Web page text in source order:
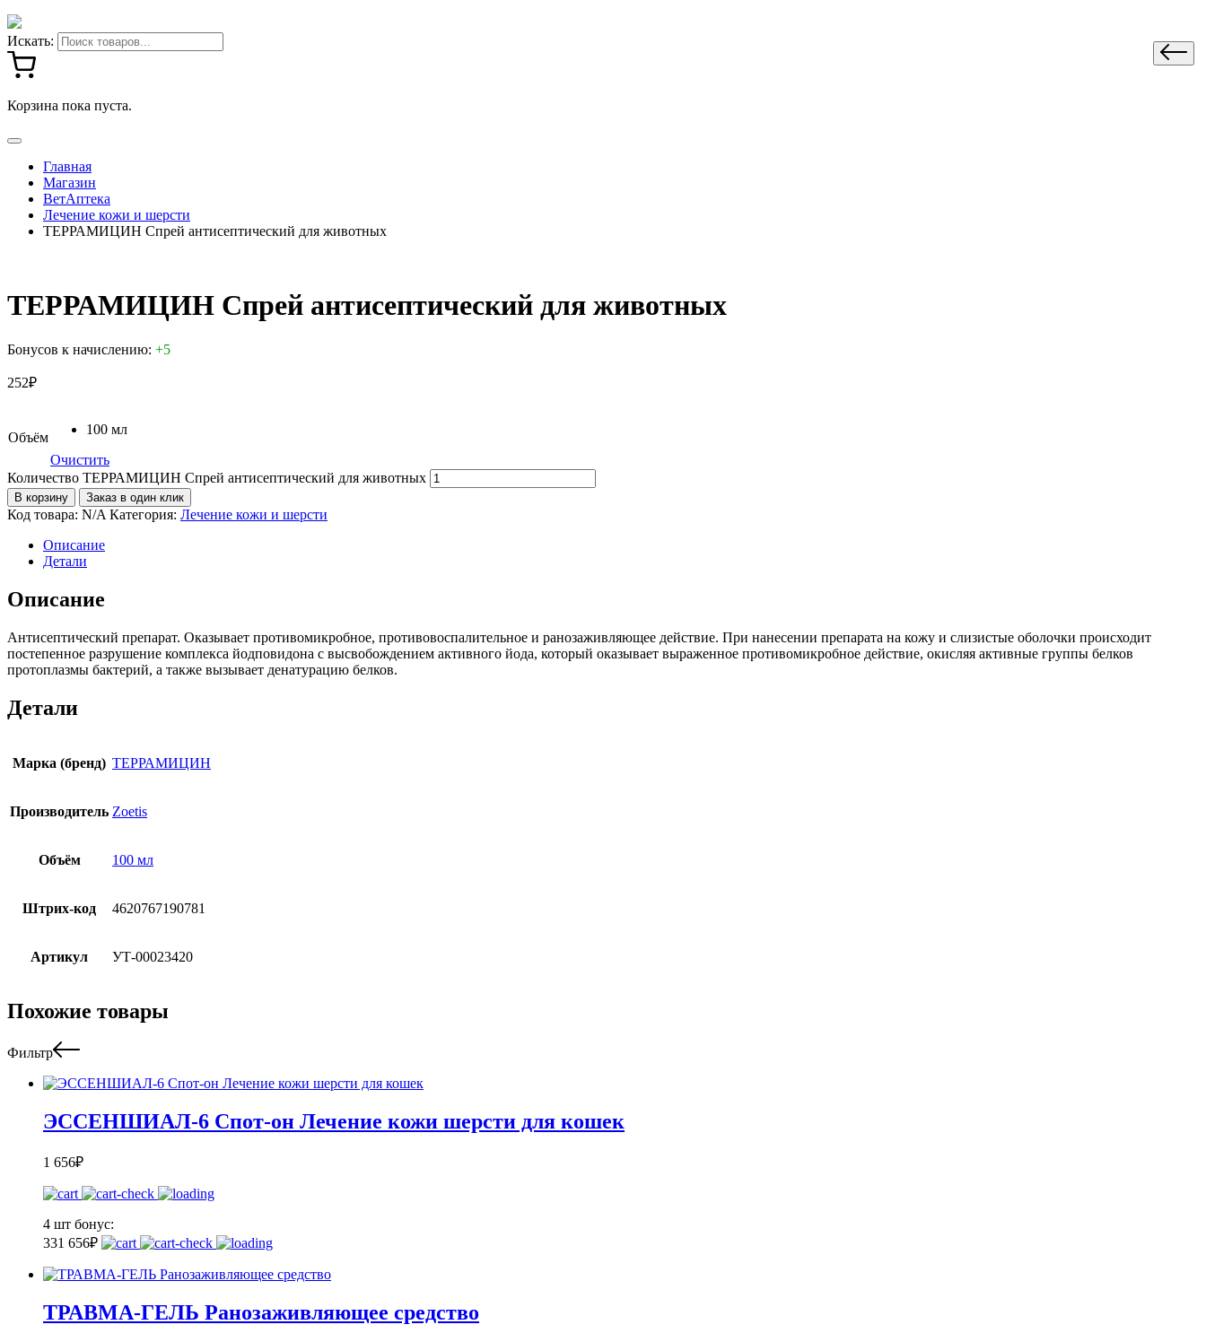
Искать:
Корзина пока пуста.
Главная
Магазин
ВетАптека
Лечение кожи и шерсти
ТЕРРАМИЦИН Cпрей антисептический для животных
ТЕРРАМИЦИН Cпрей антисептический для животных
Бонусов к начислению: +5
252₽
Объём
100 мл
Очистить
Количество ТЕРРАМИЦИН Cпрей антисептический для животных
В корзину Заказ в один клик
Код товара: N/A Категория: Лечение кожи и шерсти
Описание
Детали
Описание
Антисептический препарат. Оказывает противомикробное, противовоспалительное и ранозаживляющее действие. При нанесении препарата на кожу и слизистые оболочки происходит
постепенное разрушение комплекса йодповидона с высвобождением активного йода, который оказывает выраженное противомикробное действие, окисляя активные группы белков
протоплазмы бактерий, а также вызывает денатурацию белков.
Детали
Марка (бренд) ТЕРРАМИЦИН
Производитель Zoetis
Объём 100 мл
Штрих-код 4620767190781
Артикул УТ-00023420
Похожие товары
Фильтр
ЭССЕНШИАЛ-6 Спот-он Лечение кожи шерсти для кошек
1 656₽
4 шт бонус:
331 656₽
ТРАВМА-ГЕЛЬ Ранозаживляющее средство